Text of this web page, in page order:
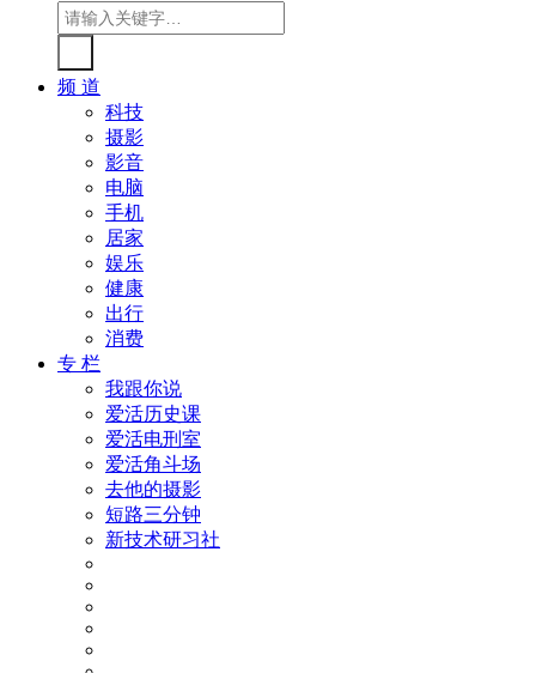
频 道
科技
摄影
影音
电脑
手机
居家
娱乐
健康
出行
消费
专 栏
我跟你说
爱活历史课
爱活电刑室
爱活角斗场
去他的摄影
短路三分钟
新技术研习社